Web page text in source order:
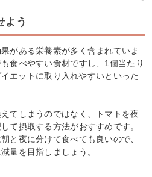
よう
がある栄養素が多く含まれていま
食べやすい食材ですし、1個当たり
エットに取り入れやすいといった
てしまうのではなく、トマトを夜
て摂取する方法がおすすめです。
と夜に分けて食べても良いので、
量を目指しましょう。